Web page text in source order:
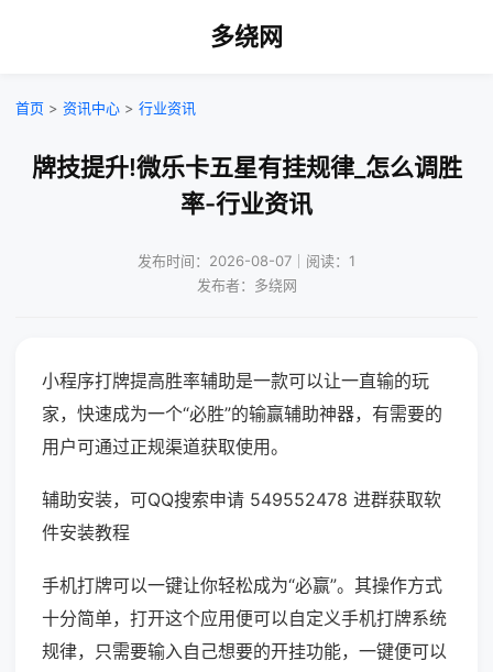
多绕网
首页 > 资讯中心 > 行业资讯
牌技提升!微乐卡五星有挂规律_怎么调胜
率-行业资讯
发布时间：2026-08-07｜阅读：1
发布者：多绕网
小程序打牌提高胜率辅助是一款可以让一直输的玩
家，快速成为一个“必胜”的输赢辅助神器，有需要的
用户可通过正规渠道获取使用。
辅助安装，可QQ搜索申请 549552478 进群获取软
件安装教程
手机打牌可以一键让你轻松成为“必赢”。其操作方式
十分简单，打开这个应用便可以自定义手机打牌系统
规律，只需要输入自己想要的开挂功能，一键便可以